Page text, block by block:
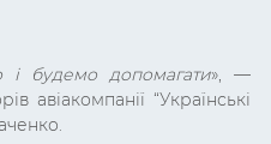
і будемо допомагати», —
авіакомпанії “Українські